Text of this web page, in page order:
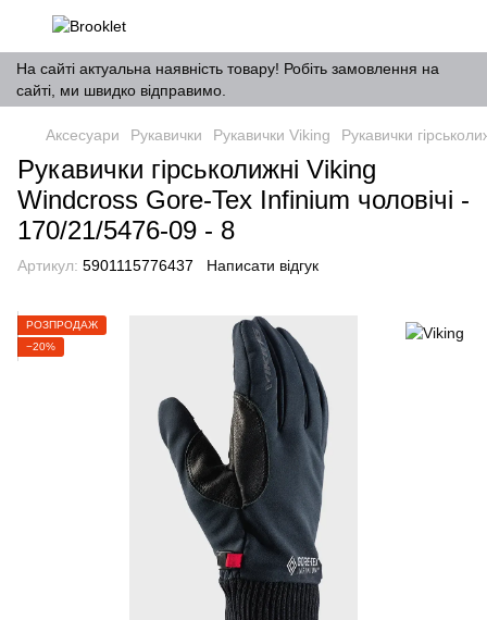
На сайті актуальна наявність товару! Робіть замовлення на
сайті, ми швидко відправимо.
Аксесуари Рукавички Рукавички Viking Рукавички
Рукавички гірськолижні Viking
Windcross Gore-Tex Infinium чоловічі -
170/21/5476-09 - 8
Артикул: 5901115776437 Написати відгук
РОЗПРОДАЖ
−20%